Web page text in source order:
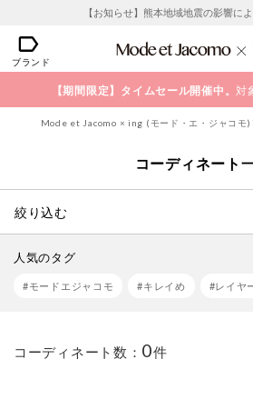
【お知らせ】熊本地域地震の影響に
ブランド
【期間限定】タイムセール開催中。対
Mode et Jacomo × ing (モード・エ・ジャコモ)
コーディネート
絞り込む
人気のタグ
#モードエジャコモ #キレイめ #レイヤ
コーディネート数： 0件